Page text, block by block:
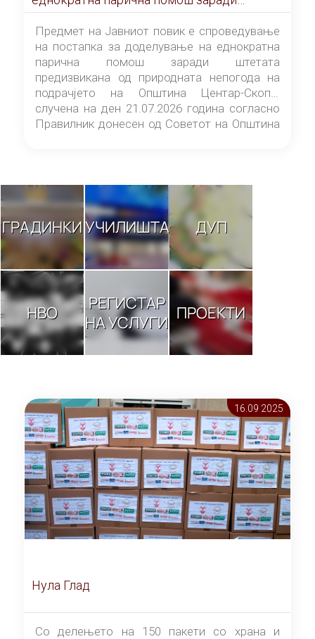
штетата предизвикана од природната
непогода на подрачјето на Општина
Центар-Скопје случена на ден 21.07.2026
година
Предмет на Јавниот повик е спроведување
на постапка за доделување на еднократна
парична помош заради штетата
предизвикана од природната непогода на
подрачјето на Општина Центар-Скопје
случена на ден 21.07.2026 година согласно
Правилник донесен од Советот на Општина
ГРАДИНКИУЧИЛИШТА ДУП
НВО
РЕГИСТАР
НА УСЛУГИ ПРОЕКТИ
16.09 2025
Нула Глад
Со делењето на 150 пакети со храна и